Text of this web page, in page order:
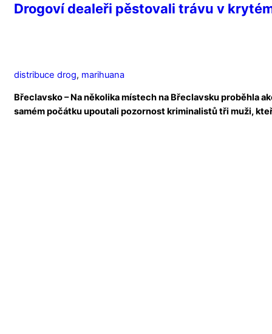
Drogoví dealeři pěstovali trávu v
distribuce drog, marihuana
Břeclavsko – Na několika místech na Břeclavsku proběhla
samém počátku upoutali pozornost kriminalistů tři muži,